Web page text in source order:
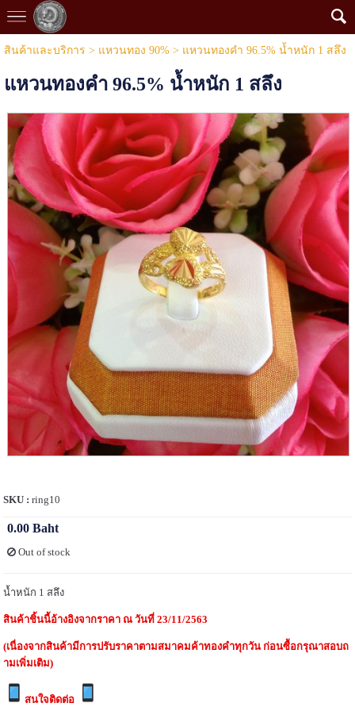
สินค้าและบริการ > แหวนทอง 90%> แหวนทองคำ 96.5% นํ้าหนัก 1 สลึง
แหวนทองคำ 96.5% นํ้าหนัก 1 สลึง
SKU :ring10
0.00 Baht
Out of stock
น้ำหนัก 1 สลึง
สินค้าชิ้นนี้อ้างอิงจากราคา ณ วันที่ 23/11/2563
(เนื่องจากสินค้ามีการปรับราคาตามสมาคมค้าทองคำทุกวัน ก่อนซื้อกรุณาสอบถ
ามเพิ่มเติม)
สนใจติดต่อ